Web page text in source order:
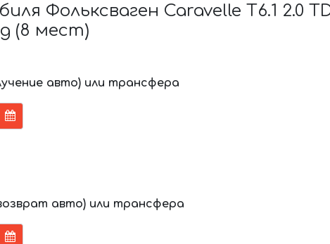
Фольксваген Caravelle T6.1 2.0
(8 мест)
авто) или трансфера
авто) или трансфера